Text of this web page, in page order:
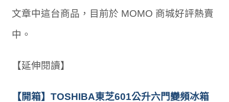
文章中這台商品，目前於 MOMO 商城好評熱賣
中。
【延伸閱讀】
【開箱】TOSHIBA東芝601公升六門變頻冰箱